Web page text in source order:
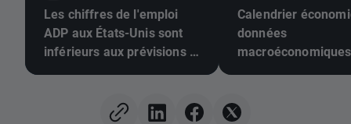
Les chiffres de l'emploi
ADP aux États-Unis sont
inférieurs aux prévisions !
Calendrier
données
macroéconomiques